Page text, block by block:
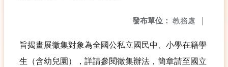
發布單位： 教務處 |
旨揭畫展徵集對象為全國公私立國民中、小學在籍學
生（含幼兒園），詳請參閱徵集辦法，簡章請至國立